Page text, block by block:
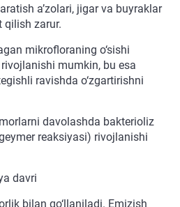
a’zolari, jigar va buyraklar
zarur.
mikrofloraning o‘sishi
mumkin, bu esa
ravishda o‘zgartirishni
davolashda bakterioliz
reaksiyasi) rivojlanishi
davri
bilan qo‘llaniladi. Emizish